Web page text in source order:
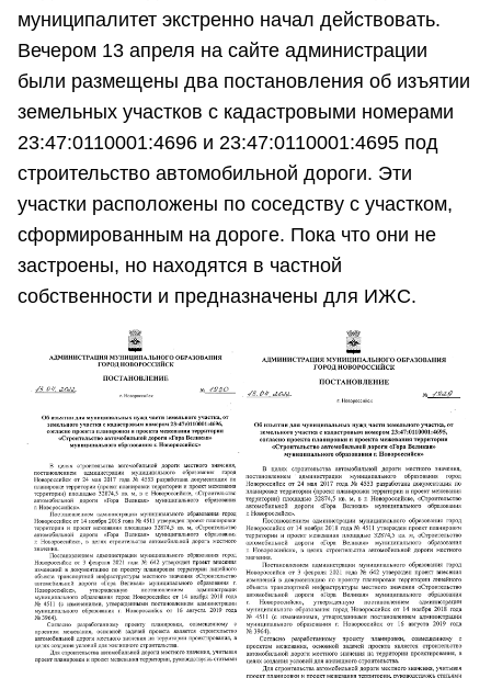
муниципалитет экстренно начал действовать.
Вечером 13 апреля на сайте администрации
были размещены два постановления об изъятии
земельных участков с кадастровыми номерами
23:47:0110001:4696 и 23:47:0110001:4695 под
строительство автомобильной дороги. Эти
участки расположены по соседству с участком,
сформированным на дороге. Пока что они не
застроены, но находятся в частной
собственности и предназначены для ИЖС.